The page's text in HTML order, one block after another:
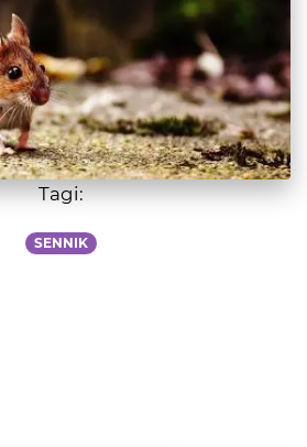
Tagi:
SENNIK